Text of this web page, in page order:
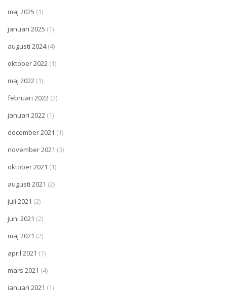
maj 2025 (1)
januari 2025 (1)
augusti 2024(4)
oktober 2022 (1)
maj 2022 (1)
februari 2022 (2)
januari 2022 (1)
december 2021 (1)
november 2021 (3)
oktober 2021 (1)
augusti 2021 (2)
juli 2021 (2)
juni 2021 (2)
maj 2021 (2)
april 2021 (1)
mars 2021 (4)
januari 2021 (1)